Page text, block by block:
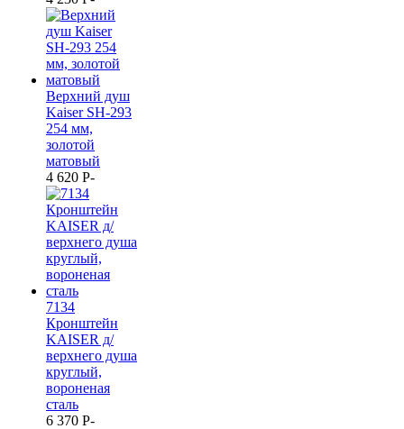
Верхний душ
Kaiser SH-293
254 мм,
золотой
матовый
4 620 P-
7134
Кронштейн
KAISER д/
верхнего душа
круглый,
вороненая
сталь
6 370 P-